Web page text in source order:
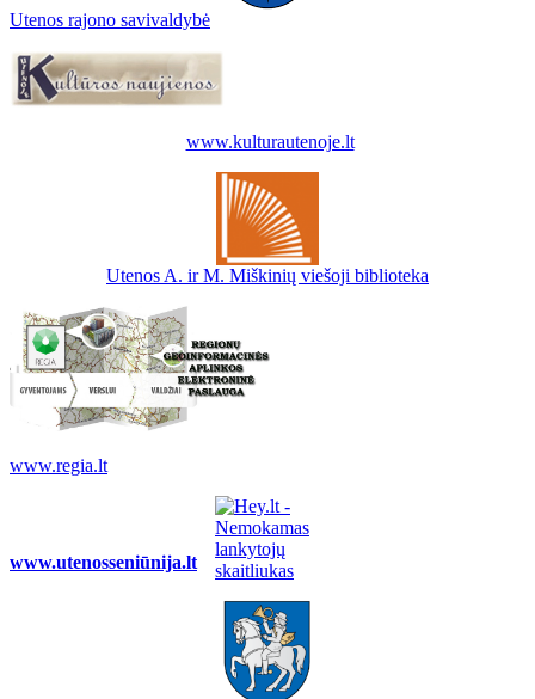
Utenos rajono savivaldybė
www.kulturautenoje.lt
Utenos A. ir M. Miškinių viešoji biblioteka
www.regia.lt
www.utenosseniūnija.lt